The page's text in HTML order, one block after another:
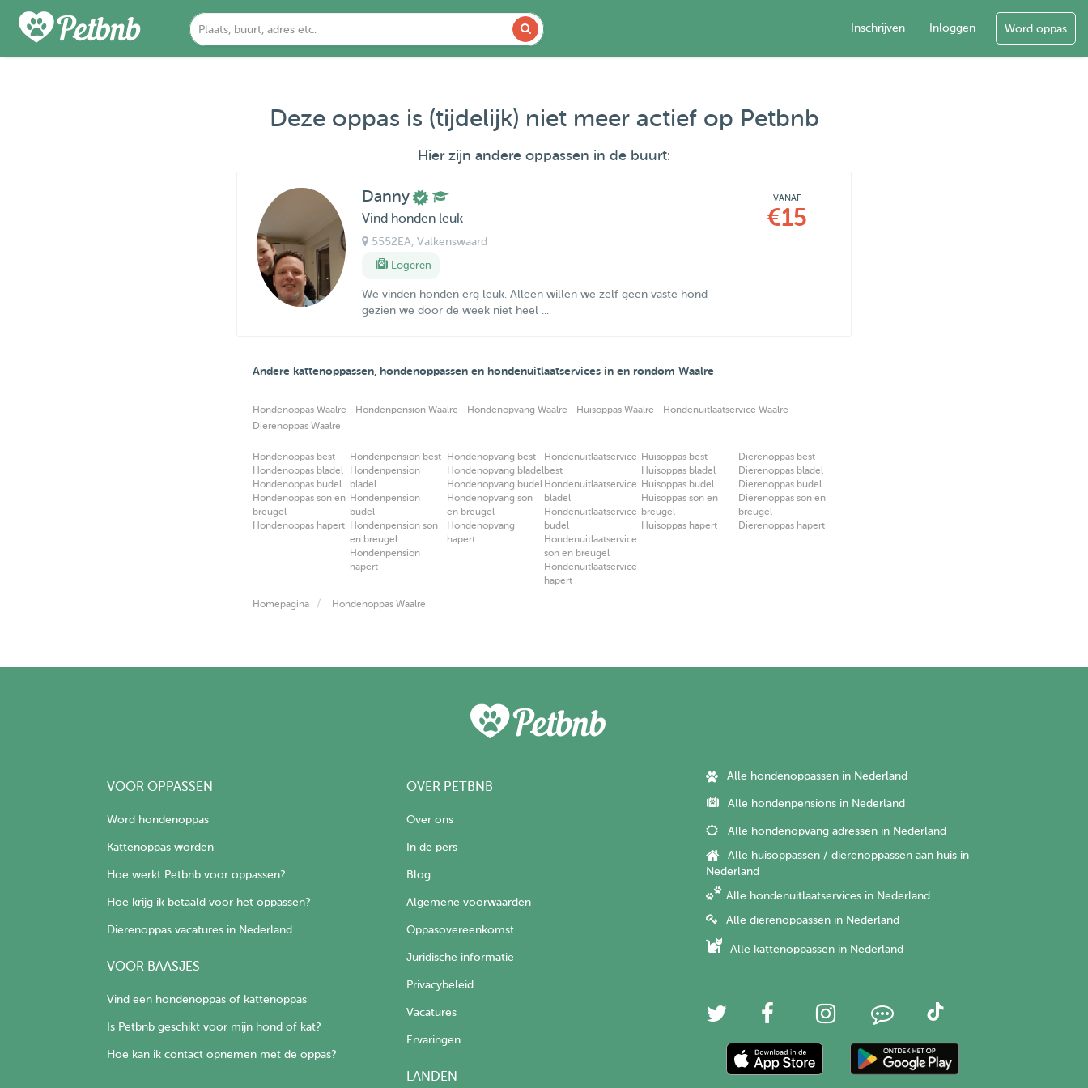
Inschrijven Inloggen Word oppas
Deze oppas is (tijdelijk) niet meer actief op Petbnb
Hier zijn andere oppassen in de buurt:
Danny
Vind honden leuk
5552EA , Valkenswaard
Logeren
We vinden honden erg leuk. Alleen willen we zelf geen vaste hond
gezien we door de week niet heel ...
VANAF
€15
Andere kattenoppassen, hondenoppassen en hondenuitlaatservices in en rondom Waalre
Hondenoppas Waalre · Hondenpension Waalre · Hondenopvang Waalre · Huisoppas Waalre · Hondenuitlaatservice Waalre ·
Dierenoppas Waalre
Hondenoppas best
Hondenoppas bladel
Hondenoppas budel
Hondenoppas son en
breugel
Hondenoppas hapert
Hondenpension best
Hondenpension
bladel
Hondenpension
budel
Hondenpension son
en breugel
Hondenpension
hapert
Hondenopvang best
Hondenopvang bladel
Hondenopvang budel
Hondenopvang son
en breugel
Hondenopvang
hapert
Hondenuitlaatservice
best
Hondenuitlaatservice
bladel
Hondenuitlaatservice
budel
Hondenuitlaatservice
son en breugel
Hondenuitlaatservice
hapert
Huisoppas best
Huisoppas bladel
Huisoppas budel
Huisoppas son en
breugel
Huisoppas hapert
Dierenoppas best
Dierenoppas bladel
Dierenoppas budel
Dierenoppas son en
breugel
Dierenoppas hapert
Homepagina Hondenoppas Waalre
VOOR OPPASSEN
Word hondenoppas
Kattenoppas worden
Hoe werkt Petbnb voor oppassen?
Hoe krijg ik betaald voor het oppassen?
Dierenoppas vacatures in Nederland
VOOR BAASJES
Vind een hondenoppas of kattenoppas
Is Petbnb geschikt voor mijn hond of kat?
Hoe kan ik contact opnemen met de oppas?
OVER PETBNB
Over ons
In de pers
Blog
Algemene voorwaarden
Oppasovereenkomst
Juridische informatie
Privacybeleid
Vacatures
Ervaringen
LANDEN
Alle hondenoppassen in Nederland
Alle hondenpensions in Nederland
Alle hondenopvang adressen in Nederland
Alle huisoppassen / dierenoppassen aan huis in
Nederland
Alle hondenuitlaatservices in Nederland
Alle dierenoppassen in Nederland
Alle kattenoppassen in Nederland